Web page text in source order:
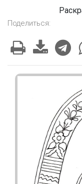
Поделиться: